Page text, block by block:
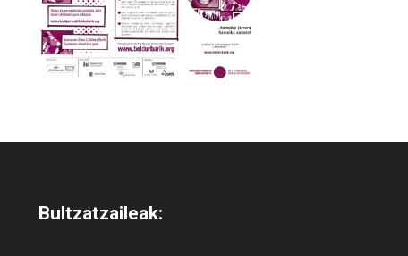
Bultzatzaileak: